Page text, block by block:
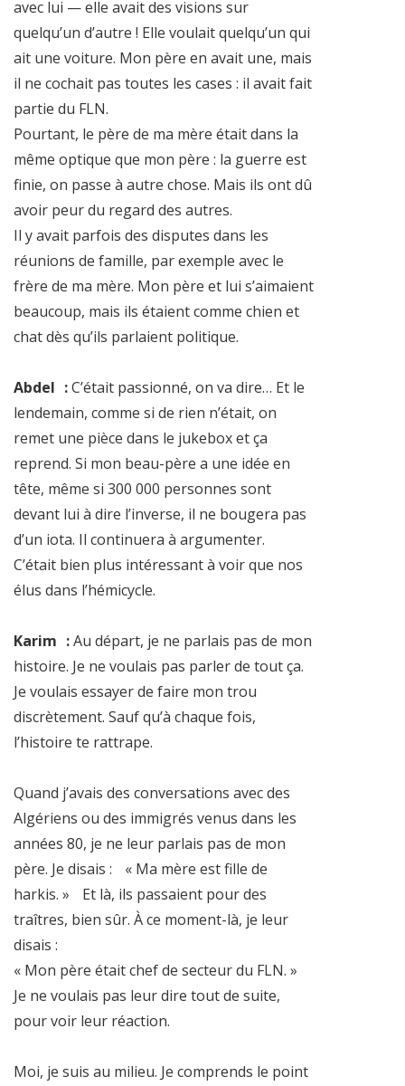
avec lui — elle avait des visions sur
quelqu’un d’autre ! Elle voulait quelqu’un qui
ait une voiture. Mon père en avait une, mais
il ne cochait pas toutes les cases : il avait fait
partie du FLN.
Pourtant, le père de ma mère était dans la
même optique que mon père : la guerre est
finie, on passe à autre chose. Mais ils ont dû
avoir peur du regard des autres.
Il y avait parfois des disputes dans les
réunions de famille, par exemple avec le
frère de ma mère. Mon père et lui s’aimaient
beaucoup, mais ils étaient comme chien et
chat dès qu’ils parlaient politique.
Abdel :C’était passionné, on va dire… Et le
lendemain, comme si de rien n’était, on
remet une pièce dans le jukebox et ça
reprend. Si mon beau-père a une idée en
tête, même si 300 000 personnes sont
devant lui à dire l’inverse, il ne bougera pas
d’un iota. Il continuera à argumenter.
C’était bien plus intéressant à voir que nos
élus dans l’hémicycle.
Karim :Au départ, je ne parlais pas de mon
histoire. Je ne voulais pas parler de tout ça.
Je voulais essayer de faire mon trou
discrètement. Sauf qu’à chaque fois,
l’histoire te rattrape.
Quand j’avais des conversations avec des
Algériens ou des immigrés venus dans les
années 80, je ne leur parlais pas de mon
père. Je disais : « Ma mère est fille de
harkis. » Et là, ils passaient pour des
traîtres, bien sûr. À ce moment-là, je leur
disais :
« Mon père était chef de secteur du FLN. »
Je ne voulais pas leur dire tout de suite,
pour voir leur réaction.
Moi, je suis au milieu. Je comprends le point